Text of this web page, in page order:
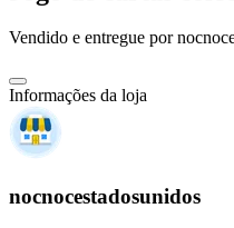
Vendido e entregue por
Informações da loja
nocnocestadosunidos